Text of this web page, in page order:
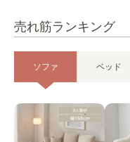
売れ筋ランキング
ソファ ベッド